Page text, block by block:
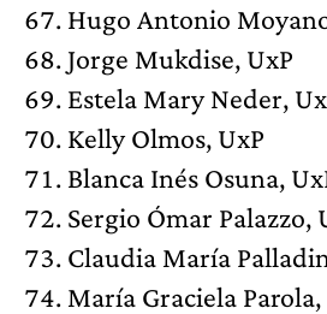
Hugo Antonio
Jorge Mukdise, UxP
Estela Mary Neder,
Kelly Olmos, UxP
Blanca Inés Osuna,
Sergio Ómar Palazzo,
Claudia María
María Graciela Parola,